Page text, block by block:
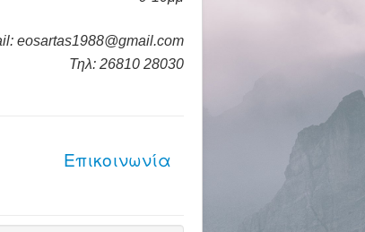
eosartas1988@gmail.com
Τηλ: 26810 28030
Επικοινωνία